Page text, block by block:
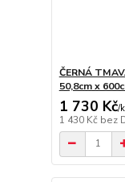
ČERNÁ
50,8cm x
1 730 Kč/
1 430 Kč bez